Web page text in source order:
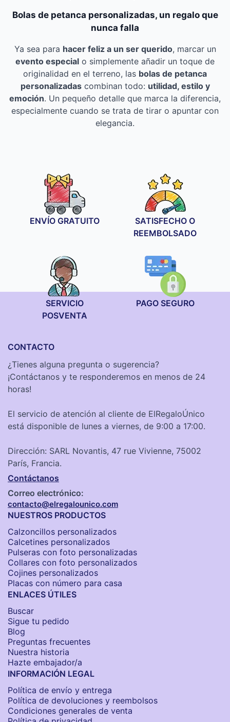
Bolas de petanca personalizadas, un regalo que
nunca falla
Ya sea para hacer feliz a un ser querido, marcar un
evento especial o simplemente añadir un toque de
originalidad en el terreno, las bolas de petanca
personalizadascombinan todo: utilidad, estilo y
emoción. Un pequeño detalle que marca la diferencia,
especialmente cuando se trata de tirar o apuntar con
elegancia.
ENVÍO GRATUITO
SATISFECHO O
REEMBOLSADO
SERVICIO
POSVENTA
PAGO SEGURO
CONTACTO
¿Tienes alguna pregunta o sugerencia?
¡Contáctanos y te responderemos en menos de 24
horas!
El servicio de atención al cliente de ElRegaloÚnico
está disponible de lunes a viernes, de 9:00 a 17:00.
Dirección: SARL Novantis, 47 rue Vivienne, 75002
París, Francia.
Contáctanos
Correo electrónico:
contacto@elregalounico.com
NUESTROS PRODUCTOS
Calzoncillos personalizados​
Calcetines personalizados
Pulseras con foto personalizadas
Collares con foto personalizados
Cojines personalizados
Placas con número para casa
ENLACES ÚTILES
Buscar
Sigue tu pedido
Blog
Preguntas frecuentes
Nuestra historia
Hazte embajador/a
INFORMACIÓN LEGAL
Política de envío y entrega
Política de devoluciones y reembolsos
Condiciones generales de venta